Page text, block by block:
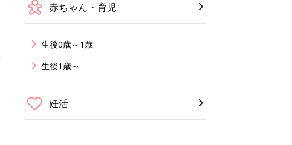
赤ちゃん・育児
生後0歳～1歳
生後1歳～
妊活